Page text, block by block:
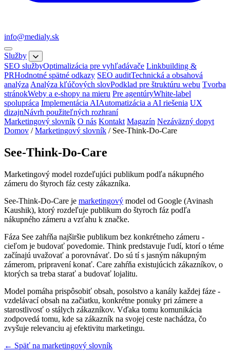
info@medialy.sk
Služby
SEO službyOptimalizácia pre vyhľadávače Linkbuilding &
PRHodnotné spätné odkazy SEO auditTechnická a obsahová
analýza Analýza kľúčových slovPodklad pre štruktúru webu Tvorba
stránokWeby a e-shopy na mieru Pre agentúryWhite-label
spolupráca Implementácia AIAutomatizácia a AI riešenia UX
dizajnNávrh použiteľných rozhraní
Marketingový slovník O nás Kontakt Magazín Nezáväzný dopyt
Domov / Marketingový slovník /See-Think-Do-Care
See-Think-Do-Care
Marketingový model rozdeľujúci publikum podľa nákupného
zámeru do štyroch fáz cesty zákazníka.
See-Think-Do-Care je marketingový model od Google (Avinash
Kaushik), ktorý rozdeľuje publikum do štyroch fáz podľa
nákupného zámeru a vzťahu k značke.
Fáza See zahŕňa najširšie publikum bez konkrétneho zámeru -
cieľom je budovať povedomie. Think predstavuje ľudí, ktorí o téme
začínajú uvažovať a porovnávať. Do sú tí s jasným nákupným
zámerom, pripravení konať. Care zahŕňa existujúcich zákazníkov, o
ktorých sa treba starať a budovať lojalitu.
Model pomáha prispôsobiť obsah, posolstvo a kanály každej fáze -
vzdelávací obsah na začiatku, konkrétne ponuky pri zámere a
starostlivosť o stálych zákazníkov. Vďaka tomu komunikácia
zodpovedá tomu, kde sa zákazník na svojej ceste nachádza, čo
zvyšuje relevanciu aj efektivitu marketingu.
← Späť na marketingový slovník